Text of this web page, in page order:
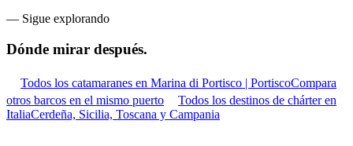
— Sigue explorando
Dónde mirar después.
Todos los catamaranes en Marina di Portisco | PortiscoCompara
otros barcos en el mismo puerto
Todos los destinos de chárter en
ItaliaCerdeña, Sicilia, Toscana y Campania